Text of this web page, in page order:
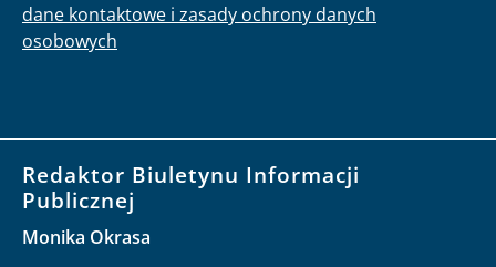
dane kontaktowe i zasady ochrony danych
osobowych
Redaktor Biuletynu Informacji
Publicznej
Monika Okrasa